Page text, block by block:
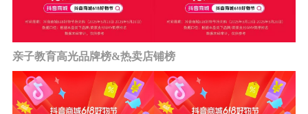
亲子教育高光品牌榜&热卖店铺榜